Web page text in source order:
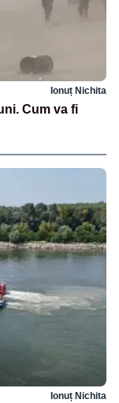
Ionuț Nichita
Cum va fi
Ionuț Nichita